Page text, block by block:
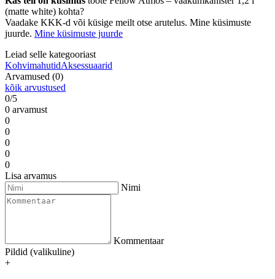
(matte white) kohta?
Vaadake KKK-d või küsige meilt otse arutelus. Mine küsimuste
juurde. Mine küsimuste juurde
Leiad selle kategooriast
KohvimahutidAksessuaarid
Arvamused (0)
kõik arvustused
0/5
0 arvamust
0
0
0
0
0
Lisa arvamus
Nimi
Kommentaar
Pildid (valikuline)
+